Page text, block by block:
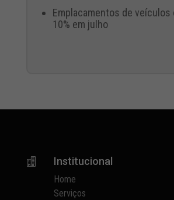
Emplacamentos de
10% em julho
 Institucional
Home
Serviços